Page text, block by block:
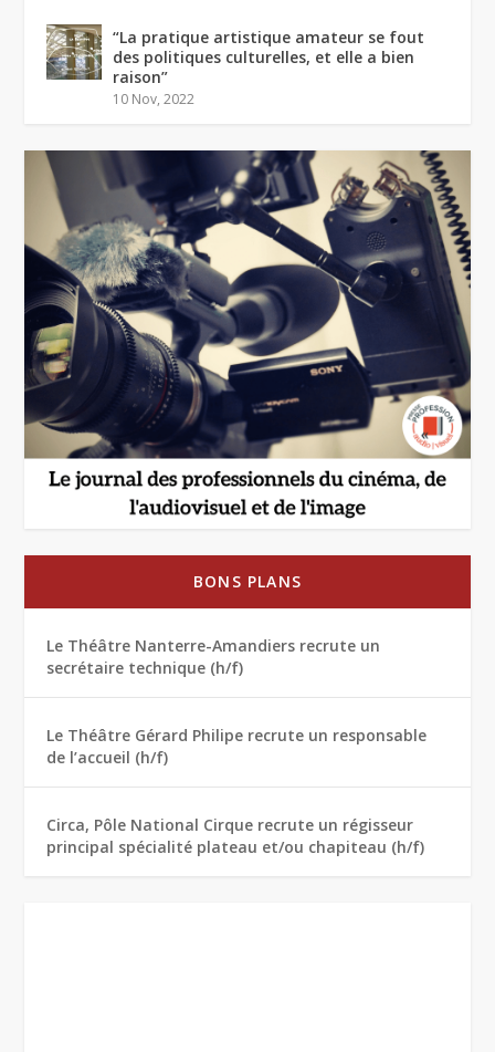
“La pratique artistique amateur se fout
des politiques culturelles, et elle a bien
raison”
10 Nov, 2022
BONS PLANS
Le Théâtre Nanterre-Amandiers recrute un
secrétaire technique (h/f)
Le Théâtre Gérard Philipe recrute un responsable
de l’accueil (h/f)
Circa, Pôle National Cirque recrute un régisseur
principal spécialité plateau et/ou chapiteau (h/f)